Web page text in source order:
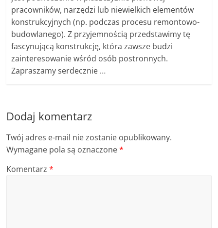
pracowników, narzędzi lub niewielkich elementów
konstrukcyjnych (np. podczas procesu remontowo-
budowlanego). Z przyjemnością przedstawimy tę
fascynującą konstrukcję, która zawsze budzi
zainteresowanie wśród osób postronnych.
Zapraszamy serdecznie …
Dodaj komentarz
Twój adres e-mail nie zostanie opublikowany.
Wymagane pola są oznaczone*
Komentarz*